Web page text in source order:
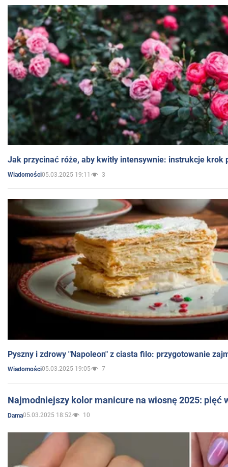
Jak przycinać róże, aby kwitły intensywnie: instrukcje krok
Wiadomości05.03.2025 19:11 3
Pyszny i zdrowy "Napoleon" z ciasta filo: przygotowanie
Wiadomości05.03.2025 19:05 7
Najmodniejszy kolor manicure na wiosnę 2025: pięć
Dama05.03.2025 18:52 10